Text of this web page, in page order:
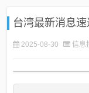
台湾最新消息速
2025-08-30 信息